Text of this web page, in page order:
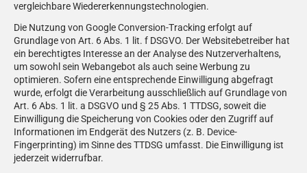
vergleichbare Wiedererkennungstechnologien.
Die Nutzung von Google Conversion-Tracking erfolgt auf
Grundlage von Art. 6 Abs. 1 lit. f DSGVO. Der Websitebetreiber hat
ein berechtigtes Interesse an der Analyse des Nutzerverhaltens,
um sowohl sein Webangebot als auch seine Werbung zu
optimieren. Sofern eine entsprechende Einwilligung abgefragt
wurde, erfolgt die Verarbeitung ausschließlich auf Grundlage von
Art. 6 Abs. 1 lit. a DSGVO und § 25 Abs. 1 TTDSG, soweit die
Einwilligung die Speicherung von Cookies oder den Zugriff auf
Informationen im Endgerät des Nutzers (z. B. Device-
Fingerprinting) im Sinne des TTDSG umfasst. Die Einwilligung ist
jederzeit widerrufbar.